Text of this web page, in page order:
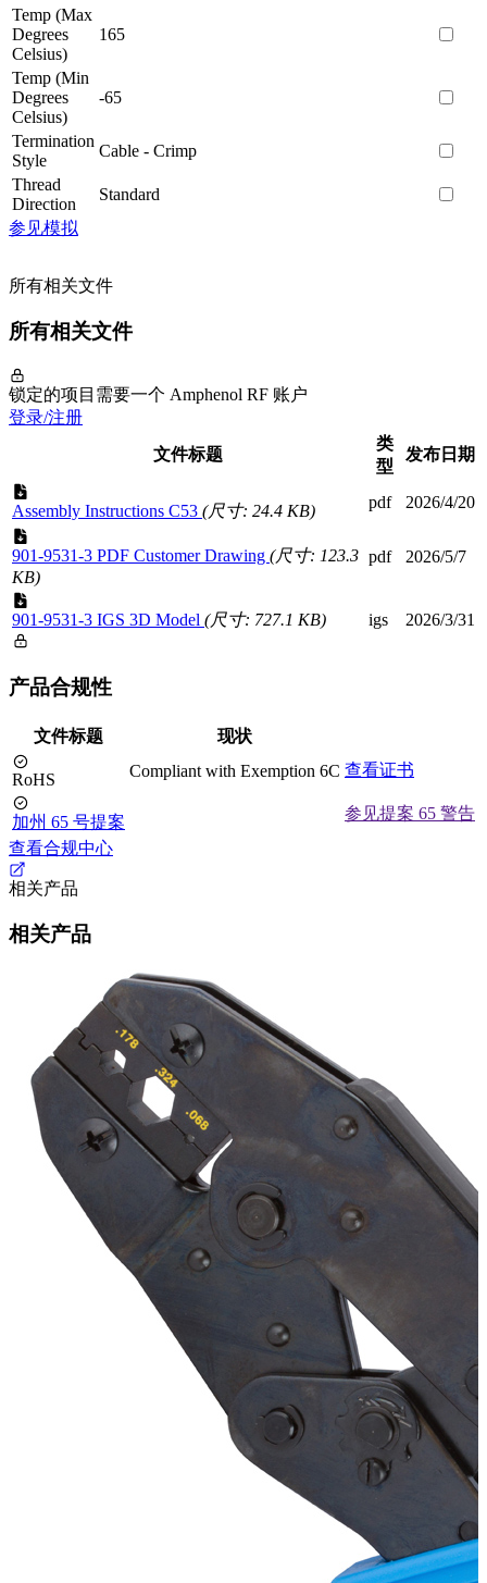
Temp (Max
Degrees
Celsius)
165
Temp (Min
Degrees
Celsius)
-65
Termination
Style
Cable - Crimp
Thread
Direction
Standard
参见模拟
所有相关文件
所有相关文件
锁定的项目需要一个 Amphenol RF 账户
登录/注册
文件标题
类
型
发布日期
Assembly Instructions C53 (尺寸: 24.4 KB) pdf 2026/4/20
901-9531-3 PDF Customer Drawing (尺寸: 123.3
KB)
pdf 2026/5/7
901-9531-3 IGS 3D Model (尺寸: 727.1 KB) igs 2026/3/31
产品合规性
文件标题 现状
RoHS Compliant with Exemption 6C 查看证书
加州 65 号提案
参见提案 65 警告
查看合规中心
相关产品
相关产品